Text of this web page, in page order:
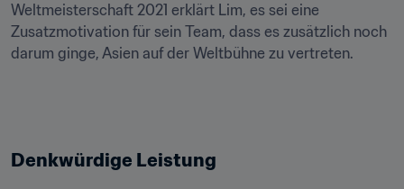
Weltmeisterschaft 2021 erklärt Lim, es sei eine
Zusatzmotivation für sein Team, dass es zusätzlich noch
darum ginge, Asien auf der Weltbühne zu vertreten.
Denkwürdige Leistung